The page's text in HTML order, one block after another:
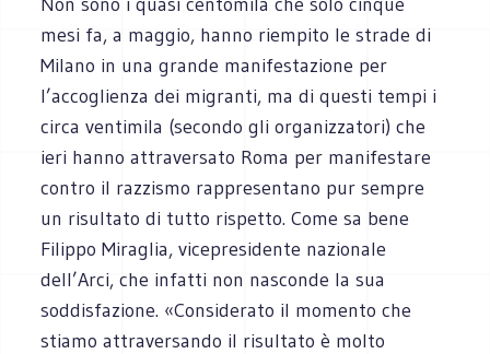
mesi fa, a maggio, hanno riempito le strade di
Milano in una grande manifestazione per
l’accoglienza dei migranti, ma di questi tempi i
circa ventimila (secondo gli organizzatori) che
ieri hanno attraversato Roma per manifestare
contro il razzismo rappresentano pur sempre
un risultato di tutto rispetto. Come sa bene
Filippo Miraglia, vicepresidente nazionale
dell’Arci, che infatti non nasconde la sua
soddisfazione. «Considerato il momento che
stiamo attraversando il risultato è molto